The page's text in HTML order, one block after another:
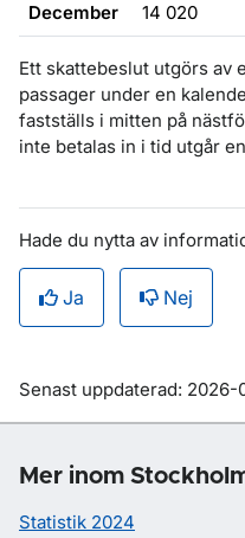
December 14 020
Ett skattebeslut utgörs av
passager under en
fastställs i mitten på
inte betalas in i tid utgår
Hade du nytta av
Ja Nej
Om sidan
Senast uppdaterad: 2026-
Mer inom
Statistik 2024